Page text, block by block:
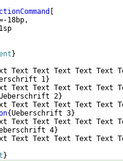
18bp,
}
Text Text Text Text Text
1}
Text Text Text Text Text
2}
Text Text Text Text Text
{Ueberschrift 3}
Text Text Text Text Text
4}
Text Text Text Text Text
}